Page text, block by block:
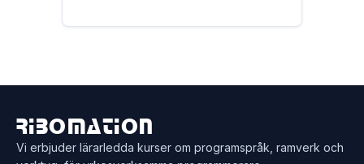
Ribomation
Vi erbjuder lärarledda kurser om programspråk, ramverk och